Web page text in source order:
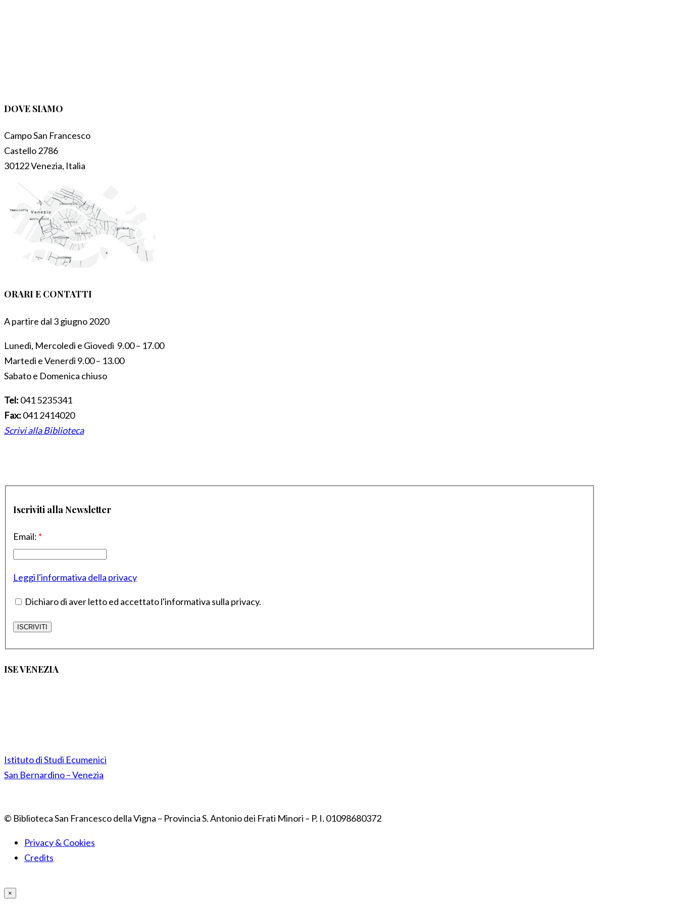
DOVE SIAMO
Campo San Francesco
Castello 2786
30122 Venezia, Italia
ORARI E CONTATTI
A partire dal 3 giugno 2020
Lunedì, Mercoledì e Giovedì 9.00 – 17.00
Martedì e Venerdì 9.00 – 13.00
Sabato e Domenica chiuso
Tel: 041 5235341
Fax: 041 2414020
Scrivi alla Biblioteca
Iscriviti alla Newsletter
Email: *
Leggi l'informativa della privacy
Dichiaro di aver letto ed accettato l'informativa sulla privacy.
ISE VENEZIA
Istituto di Studi Ecumenici
San Bernardino – Venezia
© Biblioteca San Francesco della Vigna – Provincia S. Antonio dei Frati Minori – P. I. 01098680372
Privacy & Cookies
Credits
×